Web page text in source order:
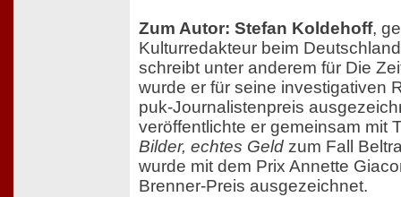
Zum Autor: Stefan Koldehoff,
Kulturredakteur beim
schreibt unter anderem für Die
wurde er für seine investigativen
puk-Journalistenpreis
veröffentlichte er gemeinsam mit
Bilder, echtes Geld zum Fall
wurde mit dem Prix Annette
Brenner-Preis ausgezeichnet.